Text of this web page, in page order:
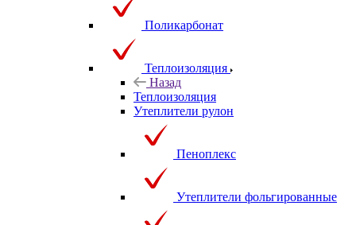
Поликарбонат
Теплоизоляция
Назад
Теплоизоляция
Утеплители рулон
Пеноплекс
Утеплители фольгированные